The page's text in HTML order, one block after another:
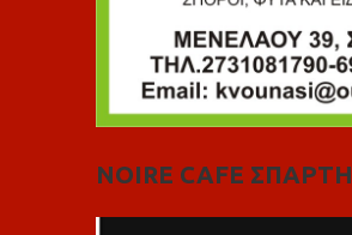
NOIRE CAFE ΣΠΑΡΤΗ